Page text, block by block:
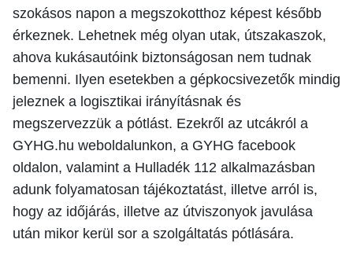
szokásos napon a megszokotthoz képest később
érkeznek. Lehetnek még olyan utak, útszakaszok,
ahova kukásautóink biztonságosan nem tudnak
bemenni. Ilyen esetekben a gépkocsivezetők mindig
jeleznek a logisztikai irányításnak és
megszervezzük a pótlást. Ezekről az utcákról a
GYHG.hu weboldalunkon, a GYHG facebook
oldalon, valamint a Hulladék 112 alkalmazásban
adunk folyamatosan tájékoztatást, illetve arról is,
hogy az időjárás, illetve az útviszonyok javulása
után mikor kerül sor a szolgáltatás pótlására.